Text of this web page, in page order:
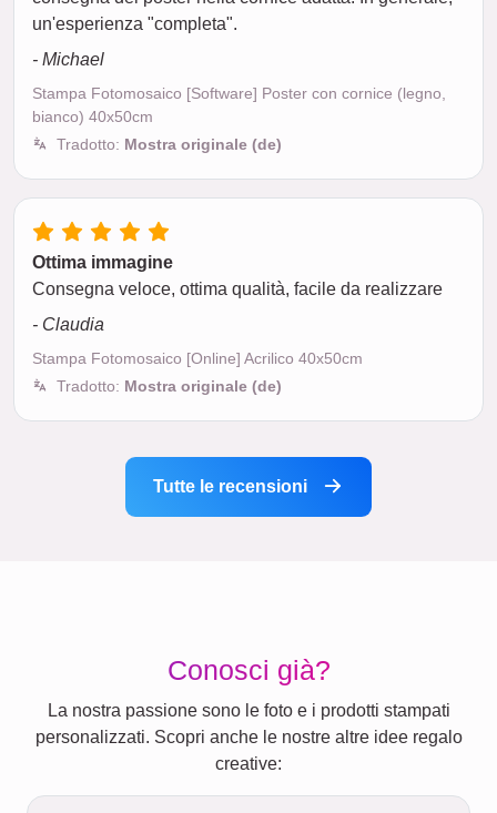
un'esperienza "completa".
- Michael
Stampa Fotomosaico [Software] Poster con cornice (legno,
bianco) 40x50cm
Tradotto: Mostra originale (de)
Ottima immagine
Consegna veloce, ottima qualità, facile da realizzare
- Claudia
Stampa Fotomosaico [Online] Acrilico 40x50cm
Tradotto: Mostra originale (de)
Tutte le recensioni
Conosci già?
La nostra passione sono le foto e i prodotti stampati
personalizzati. Scopri anche le nostre altre idee regalo
creative: